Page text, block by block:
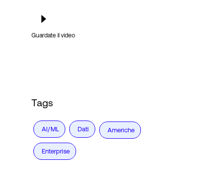
Guardate il video
Tags
AI/ML Dati Americhe
Enterprise